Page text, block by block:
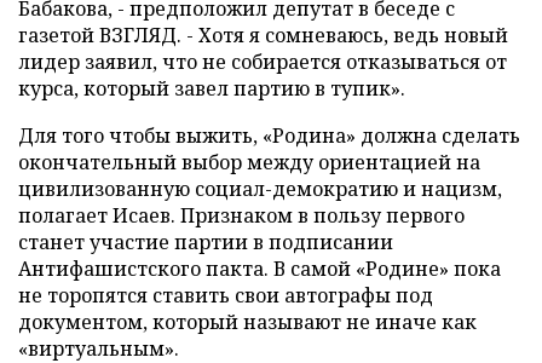
Бабакова, - предположил депутат в беседе с
газетой ВЗГЛЯД. - Хотя я сомневаюсь, ведь новый
лидер заявил, что не собирается отказываться от
курса, который завел партию в тупик».
Для того чтобы выжить, «Родина» должна сделать
окончательный выбор между ориентацией на
цивилизованную социал-демократию и нацизм,
полагает Исаев. Признаком в пользу первого
станет участие партии в подписании
Антифашистского пакта. В самой «Родине» пока
не торопятся ставить свои автографы под
документом, который называют не иначе как
«виртуальным».